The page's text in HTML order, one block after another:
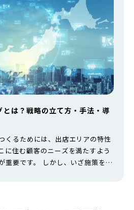
とは？戦略の立て方・手法・導
くるためには、出店エリアの特性
に住む顧客のニーズを満たすよう
重要です。 しかし、いざ施策を考